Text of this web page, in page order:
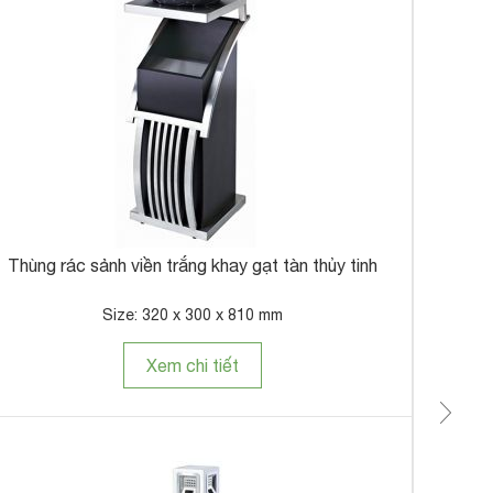
Thùng rác sảnh viền trắng khay gạt tàn thủy tinh
Size: 320 x 300 x 810 mm
Xem chi tiết